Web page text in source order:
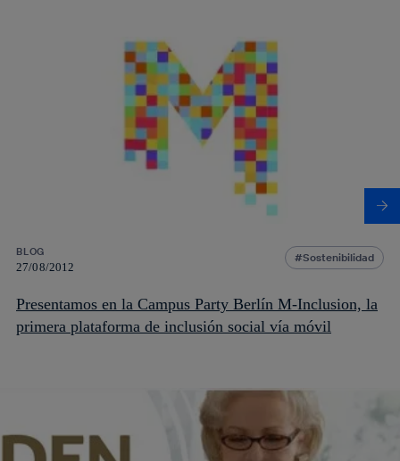
BLOG
27/08/2012
Sostenibilidad
Presentamos en la Campus Party Berlín M-Inclusion, la
primera plataforma de inclusión social vía móvil